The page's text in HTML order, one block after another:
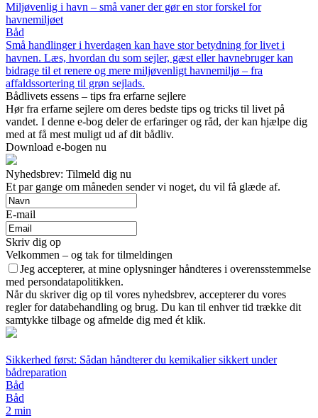
Miljøvenlig i havn – små vaner der gør en stor forskel for
havnemiljøet
Båd
Små handlinger i hverdagen kan have stor betydning for livet i
havnen. Læs, hvordan du som sejler, gæst eller havnebruger kan
bidrage til et renere og mere miljøvenligt havnemiljø – fra
affaldssortering til grøn sejlads.
Bådlivets essens – tips fra erfarne sejlere
Hør fra erfarne sejlere om deres bedste tips og tricks til livet på
vandet. I denne e-bog deler de erfaringer og råd, der kan hjælpe dig
med at få mest muligt ud af dit bådliv.
Download e-bogen nu
Nyhedsbrev: Tilmeld dig nu
Et par gange om måneden sender vi noget, du vil få glæde af.
E-mail
Skriv dig op
Velkommen – og tak for tilmeldingen
Jeg accepterer, at mine oplysninger håndteres i overensstemmelse
med persondatapolitikken.
Når du skriver dig op til vores nyhedsbrev, accepterer du vores
regler for databehandling og brug. Du kan til enhver tid trække dit
samtykke tilbage og afmelde dig med ét klik.
Sikkerhed først: Sådan håndterer du kemikalier sikkert under
bådreparation
Båd
Båd
2 min